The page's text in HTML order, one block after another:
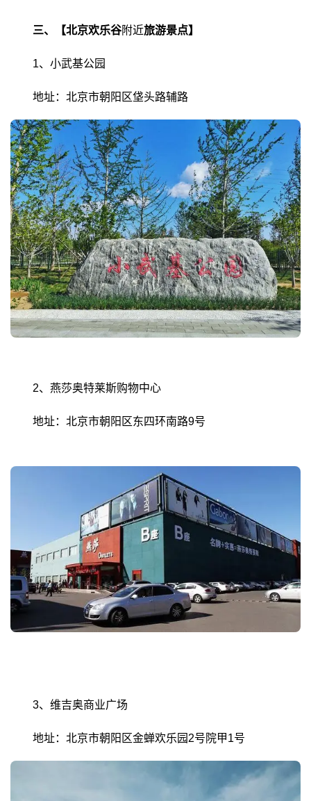
三、【北京欢乐谷附近旅游景点】
1、小武基公园
地址：北京市朝阳区垡头路辅路
2、燕莎奥特莱斯购物中心
地址：北京市朝阳区东四环南路9号
3、维吉奥商业广场
地址：北京市朝阳区金蝉欢乐园2号院甲1号